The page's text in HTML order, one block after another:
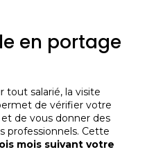
en portage
tout salarié, la visite
de vérifier votre
de vous donner des
professionnels. Cette
mois suivant votre